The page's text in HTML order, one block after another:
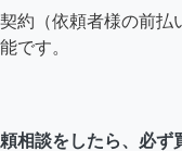
約（依頼者様の前払
です。
相談をしたら、必ず